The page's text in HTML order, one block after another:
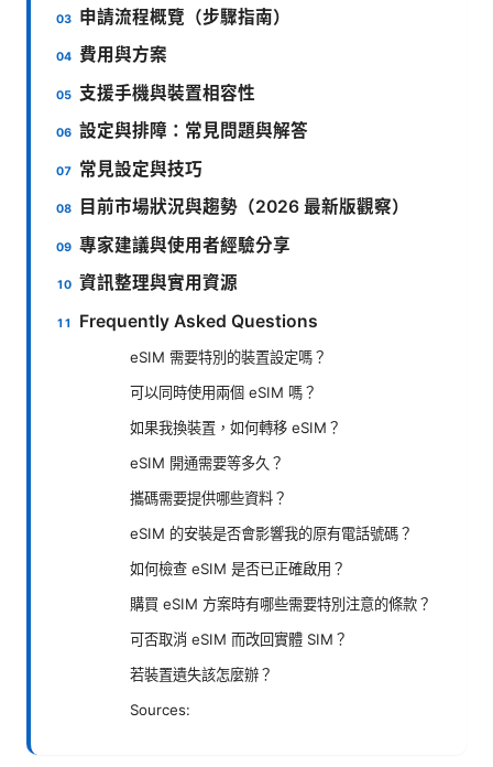
申請流程概覽（步驟指南）
費用與方案
支援手機與裝置相容性
設定與排障：常見問題與解答
常見設定與技巧
目前市場狀況與趨勢（2026 最新版觀察）
專家建議與使用者經驗分享
資訊整理與實用資源
Frequently Asked Questions
eSIM 需要特別的裝置設定嗎？
可以同時使用兩個 eSIM 嗎？
如果我換裝置，如何轉移 eSIM？
eSIM 開通需要等多久？
攜碼需要提供哪些資料？
eSIM 的安裝是否會影響我的原有電話號碼？
如何檢查 eSIM 是否已正確啟用？
購買 eSIM 方案時有哪些需要特別注意的條款？
可否取消 eSIM 而改回實體 SIM？
若裝置遺失該怎麼辦？
Sources: